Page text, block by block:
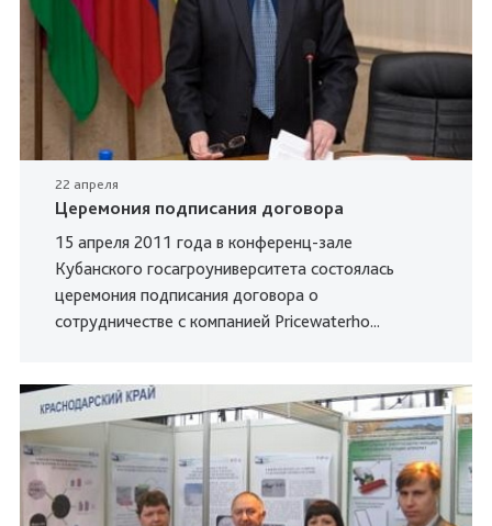
22 апреля
Церемония подписания договора
15 апреля 2011 года в конференц-зале
Кубанского госагроуниверситета состоялась
церемония подписания договора о
сотрудничестве с компанией Pricewaterho...